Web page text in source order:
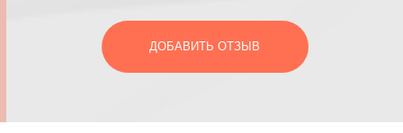
ДОБАВИТЬ ОТЗЫВ